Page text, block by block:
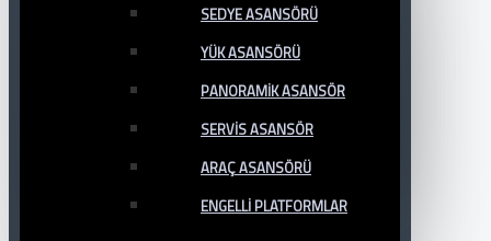
SEDYE ASANSÖRÜ
YÜK ASANSÖRÜ
PANORAMIK ASANSÖR
SERVIS ASANSÖR
ARAÇ ASANSÖRÜ
ENGELLI PLATFORMLAR